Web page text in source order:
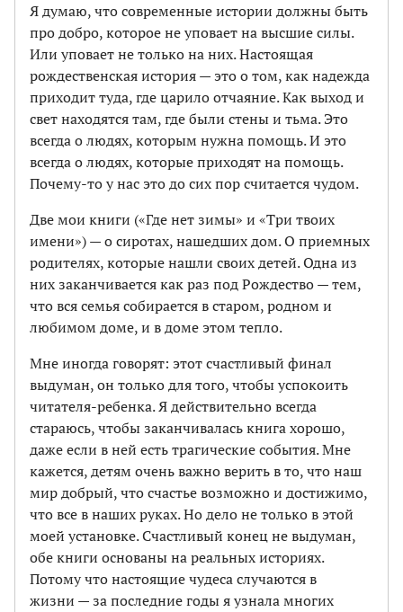
Я думаю, что современные истории должны быть
про добро, которое не уповает на высшие силы.
Или уповает не только на них. Настоящая
рождественская история — это о том, как надежда
приходит туда, где царило отчаяние. Как выход и
свет находятся там, где были стены и тьма. Это
всегда о людях, которым нужна помощь. И это
всегда о людях, которые приходят на помощь.
Почему-то у нас это до сих пор считается чудом.
Две мои книги («Где нет зимы» и «Три твоих
имени») — о сиротах, нашедших дом. О приемных
родителях, которые нашли своих детей. Одна из
них заканчивается как раз под Рождество — тем,
что вся семья собирается в старом, родном и
любимом доме, и в доме этом тепло.
Мне иногда говорят: этот счастливый финал
выдуман, он только для того, чтобы успокоить
читателя-ребенка. Я действительно всегда
стараюсь, чтобы заканчивалась книга хорошо,
даже если в ней есть трагические события. Мне
кажется, детям очень важно верить в то, что наш
мир добрый, что счастье возможно и достижимо,
что все в наших руках. Но дело не только в этой
моей установке. Счастливый конец не выдуман,
обе книги основаны на реальных историях.
Потому что настоящие чудеса случаются в
жизни — за последние годы я узнала многих